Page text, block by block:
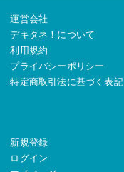
運営会社
デキタネ！について
利用規約
プライバシーポリシー
特定商取引法に基づく表記
新規登録
ログイン